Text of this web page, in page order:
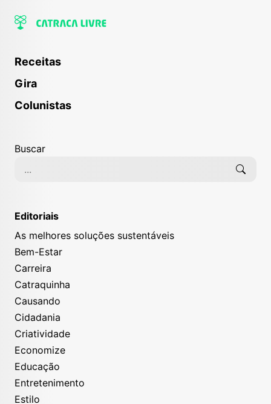
Tracy Morgan recebeu doação de órgão da ex-namorada
Diagnosticado com diabetes, o ator americano
foi cedido por uma ex-namorada do comediante.
Receitas
Gira
Colunistas
Buscar
Editoriais
As melhores soluções sustentáveis
Bem-Estar
Carreira
Catraquinha
Causando
Cidadania
Criatividade
Economize
Educação
Entretenimento
Estilo